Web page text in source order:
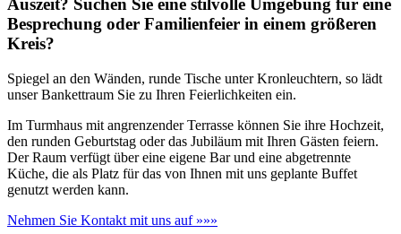
Auszeit? Suchen Sie eine stilvolle Umgebung für eine
Besprechung oder Familienfeier in einem größeren
Kreis?
Spiegel an den Wänden, runde Tische unter Kronleuchtern, so lädt
unser Bankettraum Sie zu Ihren Feierlichkeiten ein.
Im Turmhaus mit angrenzender Terrasse können Sie ihre Hochzeit,
den runden Geburtstag oder das Jubiläum mit Ihren Gästen feiern.
Der Raum verfügt über eine eigene Bar und eine abgetrennte
Küche, die als Platz für das von Ihnen mit uns geplante Buffet
genutzt werden kann.
Nehmen Sie Kontakt mit uns auf »»»